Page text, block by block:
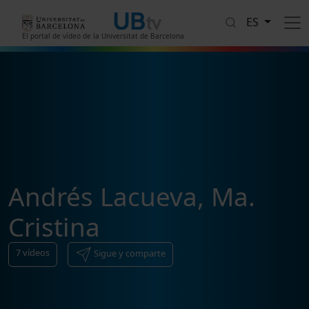
El portal de vídeo de la Universitat de Barcelona
ES
Andrés Lacueva, Ma.
Cristina
7vídeos Sigue y comparte